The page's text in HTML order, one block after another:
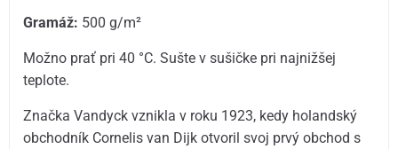
Gramáž: 500 g/m²
Možno prať pri 40 °C. Sušte v sušičke pri najnižšej
teplote.
Značka Vandyck vznikla v roku 1923, kedy holandský
obchodník Cornelis van Dijk otvoril svoj prvý obchod s